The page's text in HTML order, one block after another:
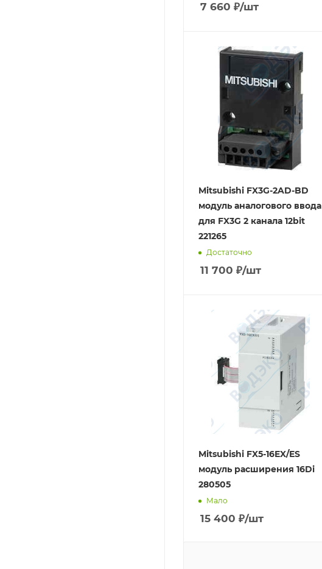
7 660 ₽/шт
Mitsubishi FX3G-2AD-BD
модуль аналогового ввода
для FX3G 2 канала 12bit
221265
Достаточно
11 700 ₽/шт
Mitsubishi FX5-16EX/ES
модуль расширения 16Di
280505
Мало
15 400 ₽/шт